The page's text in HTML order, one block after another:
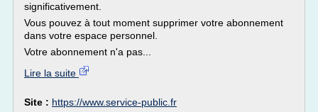
significativement.
Vous pouvez à tout moment supprimer votre abonnement
dans votre espace personnel.
Votre abonnement n'a pas...
Lire la suite
Site : https://www.service-public.fr